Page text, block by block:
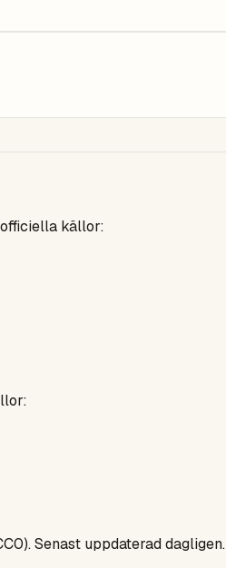
källor:
Senast uppdaterad dagligen.